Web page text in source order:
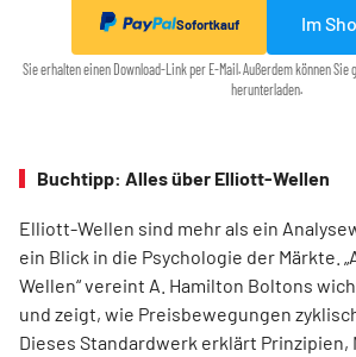
Sofortkauf Im
Sie erhalten einen Download-Link per E-Mail. Außerdem können
herunterladen.
Buchtipp: Alles über Elliott-Wellen
Elliott-Wellen sind mehr als ein
ein Blick in die Psychologie der Märkte.
Wellen“ vereint A. Hamilton Boltons
und zeigt, wie Preisbewegungen
Dieses Standardwerk erklärt Prinzipien,